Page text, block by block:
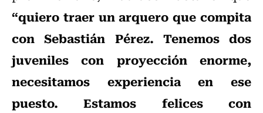
“quiero traer un arquero que compita
con Sebastián Pérez. Tenemos dos
juveniles con proyección enorme,
necesitamos experiencia en ese
puesto. Estamos felices con